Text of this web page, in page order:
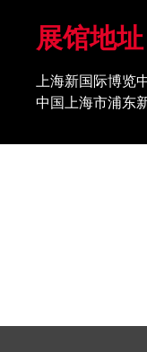
展馆地址
上海新国际博览
中国上海市浦东